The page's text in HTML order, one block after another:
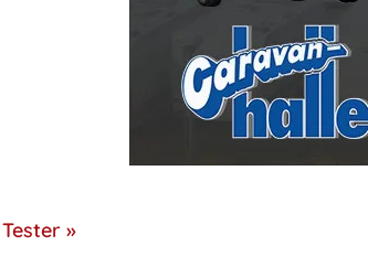
Tester »